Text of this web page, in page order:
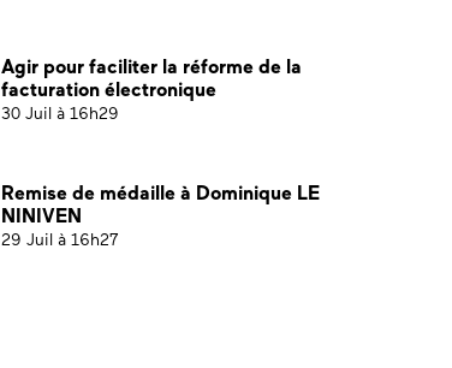
Agir pour faciliter la réforme de la
facturation électronique
30 Juil à 16h29
Remise de médaille à Dominique LE
NINIVEN
29 Juil à 16h27